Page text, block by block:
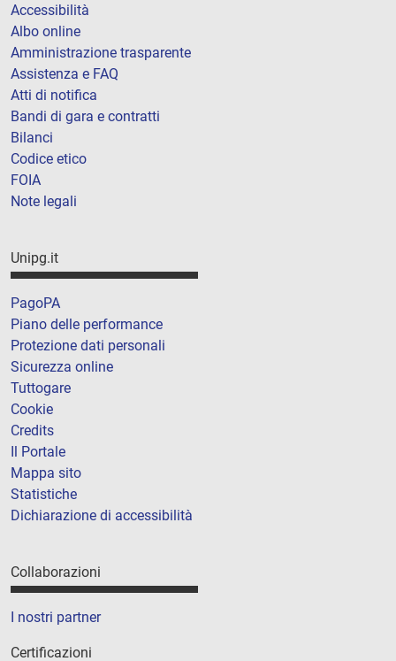
Accessibilità
Albo online
Amministrazione trasparente
Assistenza e FAQ
Atti di notifica
Bandi di gara e contratti
Bilanci
Codice etico
FOIA
Note legali
Unipg.it
PagoPA
Piano delle performance
Protezione dati personali
Sicurezza online
Tuttogare
Cookie
Credits
Il Portale
Mappa sito
Statistiche
Dichiarazione di accessibilità
Collaborazioni
I nostri partner
Certificazioni